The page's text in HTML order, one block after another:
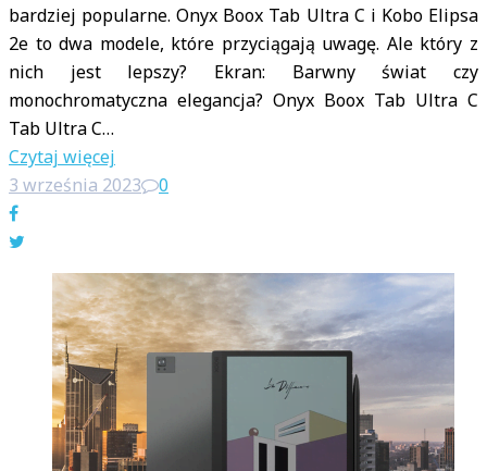
bardziej popularne. Onyx Boox Tab Ultra C i Kobo Elipsa
2e to dwa modele, które przyciągają uwagę. Ale który z
nich jest lepszy? Ekran: Barwny świat czy
monochromatyczna elegancja? Onyx Boox Tab Ultra C
Tab Ultra C…
Czytaj więcej
3 września 2023
0
Facebook